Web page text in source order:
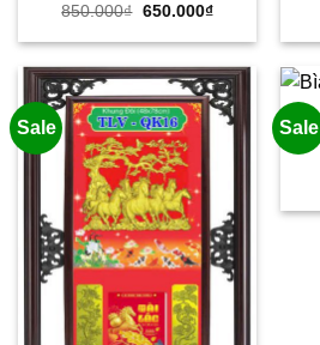
850.000₫ Giá
là:
650.000₫Giá
tại
650.000₫.
Sale Sale